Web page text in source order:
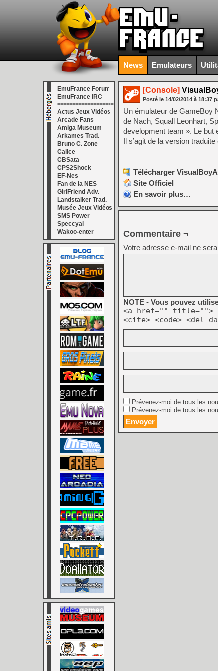
News Emulateurs
EmuFrance Forum
EmuFrance IRC
===================
Actus Jeux Vidéos
Arcade Fans
Amiga Museum
Arkames Trad.
Bruno C. Zone
Calice
CBSata
CPS2Shock
EF-Nes
Fan de la NES
GirlFriend Adv.
Landstalker Trad.
Musée Jeux Vidéos
SMS Power
Speccyal
Wakoo-enter
[Console]
Posté le 14/02/2014 à 18:37
Un émulateur de GameBoy
de Nach, Squall Leonhart,
development team ». Le but
Il s’agit de la version traduite
Télécharger
Site Officiel
En savoir plus…
Commentaire ¬
Votre adresse e-mail ne
NOTE - Vous pouvez
<a href="" title="">
<cite> <code> <del
Prévenez-moi de tous les
Prévenez-moi de tous les